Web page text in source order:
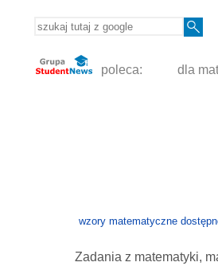
poleca: dla
wzory matematyczne
Zadania z matematyki,